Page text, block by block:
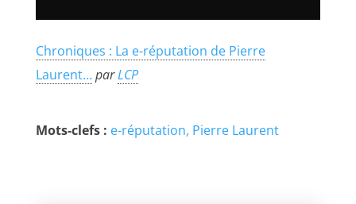
Chroniques : La e-réputation de Pierre
Laurent…parLCP
Mots-clefs : e-réputation Pierre Laurent